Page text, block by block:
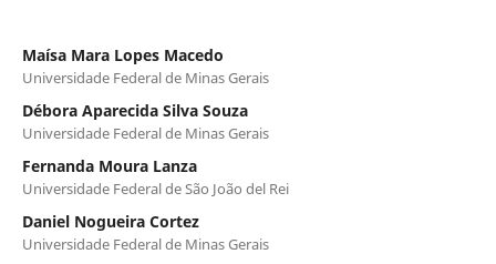
Maísa Mara Lopes Macedo
Universidade Federal de Minas Gerais
Débora Aparecida Silva Souza
Universidade Federal de Minas Gerais
Fernanda Moura Lanza
Universidade Federal de São João del Rei
Daniel Nogueira Cortez
Universidade Federal de Minas Gerais